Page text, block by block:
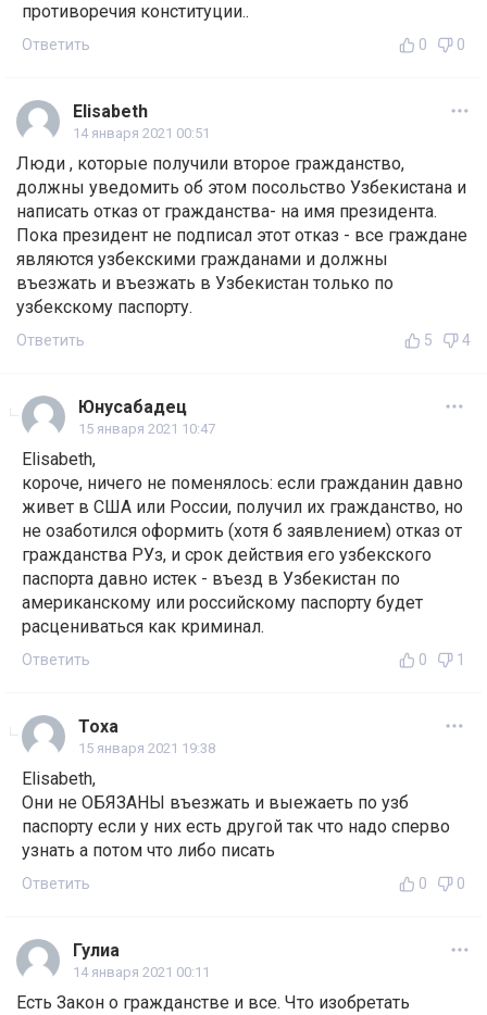
противоречия конституции..
Ответить 0 0
Elisabeth
14 января 2021 00:51
Люди , которые получили второе гражданство,
должны уведомить об этом посольство Узбекистана и
написать отказ от гражданства- на имя президента.
Пока президент не подписал этот отказ - все граждане
являются узбекскими гражданами и должны
въезжать и въезжать в Узбекистан только по
узбекскому паспорту.
Ответить 5 4
Юнусабадец
15 января 2021 10:47
Elisabeth,
короче, ничего не поменялось: если гражданин давно
живет в США или России, получил их гражданство, но
не озаботился оформить (хотя б заявлением) отказ от
гражданства РУз, и срок действия его узбекского
паспорта давно истек - въезд в Узбекистан по
американскому или российскому паспорту будет
расцениваться как криминал.
Ответить 0 1
Тоха
15 января 2021 19:38
Elisabeth,
Они не ОБЯЗАНЫ въезжать и выежаеть по узб
паспорту если у них есть другой так что надо сперво
узнать а потом что либо писать
Ответить 0 0
Гулиа
14 января 2021 00:11
Есть Закон о гражданстве и все. Что изобретать